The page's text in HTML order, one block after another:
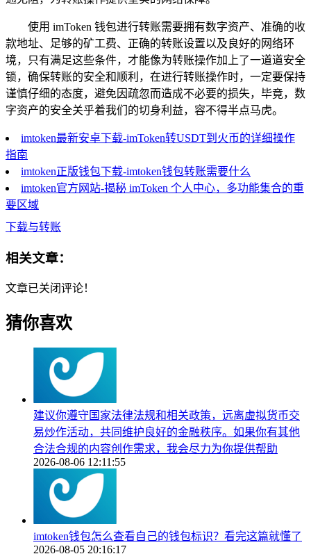
使用 imToken 钱包进行转账需要拥有数字资产、准确的收
款地址、足够的矿工费、正确的转账设置以及良好的网络环
境，只有满足这些条件，才能像为转账操作加上了一道道安全
锁，确保转账的安全和顺利，在进行转账操作时，一定要保持
谨慎仔细的态度，避免因疏忽而造成不必要的损失，毕竟，数
字资产的安全关乎着我们的切身利益，容不得半点马虎。
imtoken最新安卓下载-imToken转USDT到火币的详细操作
指南
imtoken正版钱包下载-imtoken钱包转账需要什么
imtoken官方网站-揭秘 imToken 个人中心，多功能集合的重
要区域
下载与转账
相关文章：
文章已关闭评论！
猜你喜欢
建议你遵守国家法律法规和相关政策，远离虚拟货币交
易炒作活动，共同维护良好的金融秩序。如果你有其他
合法合规的内容创作需求，我会尽力为你提供帮助
2026-08-06 12:11:55
imtoken钱包怎么查看自己的钱包标识？看完这篇就懂了
2026-08-05 20:16:17